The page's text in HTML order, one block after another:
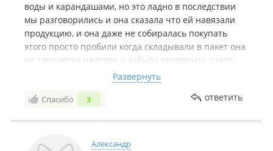
воды и карандашами, но это ладно в последствии
мы разговорились и она сказала что ей навязали
продукцию, и она даже не собиралась покупать
этого просто пробили когда складывали в пакет она
не творчески человек и забыла проверить пакет,
прийдя домой она уже заметила, что продавец в
возрасте просто тупо пробил, это хамство, вот моя
история кек
Развернуть
Спасибо 3 ответить
Александр